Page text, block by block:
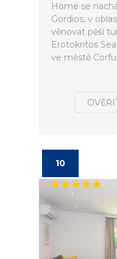
Home se
Gordios, v
věnovat pěší
Erotokritos
ve městě
10